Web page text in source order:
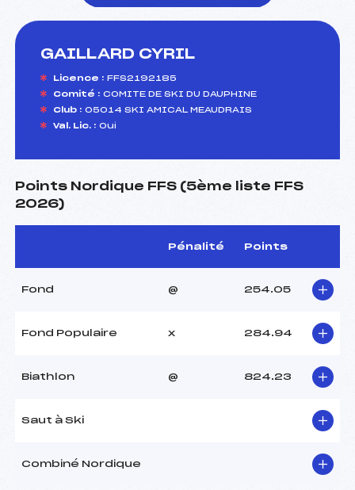
GAILLARD CYRIL
Licence : FFS2192185
Comité : COMITE DE SKI DU DAUPHINE
Club : 05014 SKI AMICAL MEAUDRAIS
Val. Lic. : Oui
Points Nordique FFS (5ème liste FFS
2026)
Pénalité Points
Fond @ 254.05
Fond Populaire x 284.94
Biathlon @ 824.23
Saut à Ski
Combiné Nordique